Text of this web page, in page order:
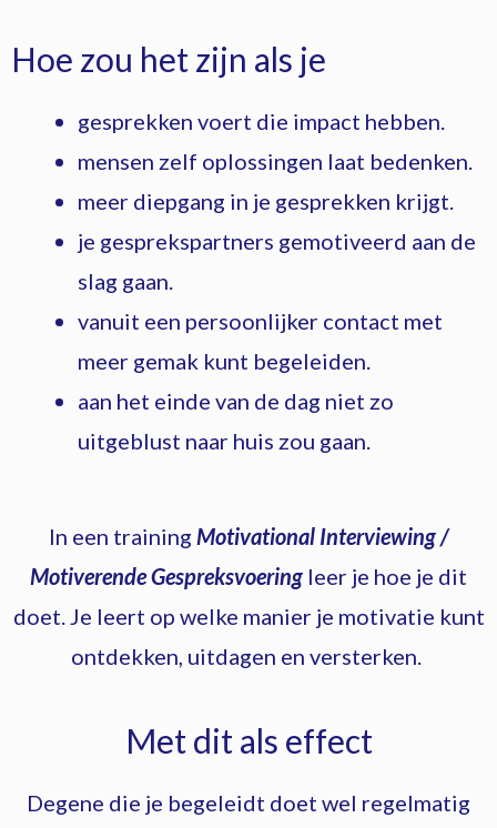
Hoe zou het zijn als je
gesprekken voert die impact hebben.
mensen zelf oplossingen laat bedenken.
meer diepgang in je gesprekken krijgt.
je gesprekspartners gemotiveerd aan de
slag gaan.
vanuit een persoonlijker contact met
meer gemak kunt begeleiden.
aan het einde van de dag niet zo
uitgeblust naar huis zou gaan.
In een training Motivational Interviewing /
Motiverende Gespreksvoering leer je hoe je dit
doet. Je leert op welke manier je motivatie kunt
ontdekken, uitdagen en versterken.
Met dit als effect
Degene die je begeleidt doet wel regelmatig